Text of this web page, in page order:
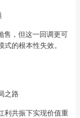
售，但这一回调更可
的根本性失效。
之路
利共振下实现价值重